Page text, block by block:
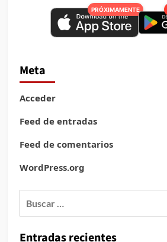
PRÓXIMAMENTE
Meta
Acceder
Feed de entradas
Feed de comentarios
WordPress.org
Entradas recientes